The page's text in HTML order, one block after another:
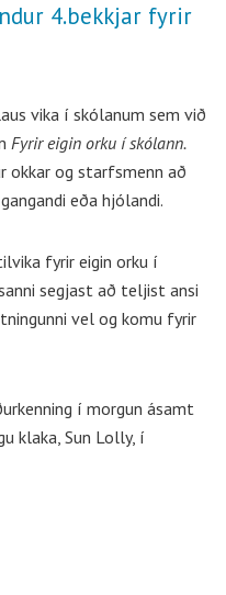
4.bekkjar fyrir
vika í skólanum sem við
Fyrir eigin orku í skólann.
okkar og starfsmenn að
eða hjólandi.
fyrir eigin orku í
segjast að teljist ansi
vel og komu fyrir
í morgun ásamt
klaka, Sun Lolly, í